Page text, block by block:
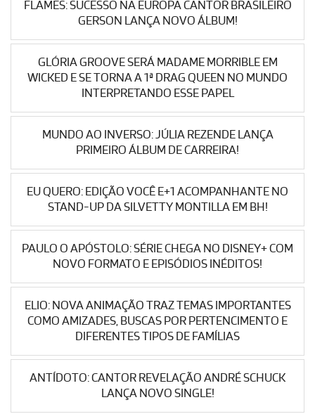
FLAMES: SUCESSO NA EUROPA CANTOR BRASILEIRO
GERSON LANÇA NOVO ÁLBUM!
GLÓRIA GROOVE SERÁ MADAME MORRIBLE EM
WICKED E SE TORNA A 1ª DRAG QUEEN NO MUNDO
INTERPRETANDO ESSE PAPEL
MUNDO AO INVERSO: JÚLIA REZENDE LANÇA
PRIMEIRO ÁLBUM DE CARREIRA!
EU QUERO: EDIÇÃO VOCÊ E+1 ACOMPANHANTE NO
STAND-UP DA SILVETTY MONTILLA EM BH!
PAULO O APÓSTOLO: SÉRIE CHEGA NO DISNEY+ COM
NOVO FORMATO E EPISÓDIOS INÉDITOS!
ELIO: NOVA ANIMAÇÃO TRAZ TEMAS IMPORTANTES
COMO AMIZADES, BUSCAS POR PERTENCIMENTO E
DIFERENTES TIPOS DE FAMÍLIAS
ANTÍDOTO: CANTOR REVELAÇÃO ANDRÉ SCHUCK
LANÇA NOVO SINGLE!